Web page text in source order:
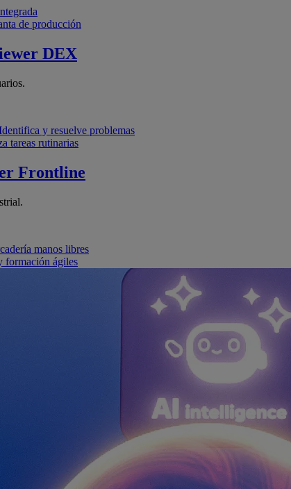
de producción
DEX
y resuelve problemas
tareas rutinarias
Frontline
manos libres
formación ágiles